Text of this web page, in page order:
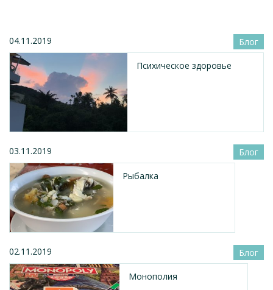
04.11.2019 Блог
Психическое здоровье
03.11.2019 Блог
Рыбалка
02.11.2019 Блог
Монополия